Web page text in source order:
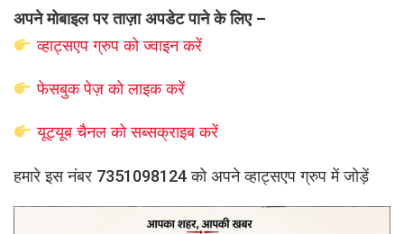
अपने मोबाइल पर ताज़ा अपडेट पाने के लिए –
व्हाट्सएपग्रुप कोज्वाइन करें
फेसबुक पेज़ को लाइक करें
यूट्यूब चैनल को सब्सक्राइब करें
हमारे इस नंबर 7351098124 को अपने व्हाट्सएप ग्रुप में जोड़ें